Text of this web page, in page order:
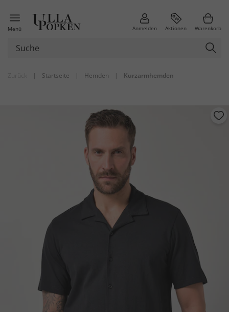
Menü Anmelden Aktionen Warenkorb
| Startseite | Hemden | Kurzarmhemden